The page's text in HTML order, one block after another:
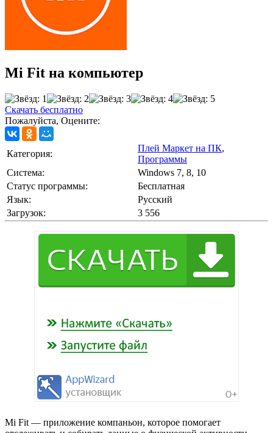
Mi Fit на компьютер
Скачать бесплатно
Пожалуйста, Оцените:
Категория:
Плей Маркет на ПК,
Программы
Cистема:
Windows 7, 8, 10
Статус программы:
Бесплатная
Язык:
Русский
Загрузок:
3 556
Mi Fit — приложение компаньон, которое помогает